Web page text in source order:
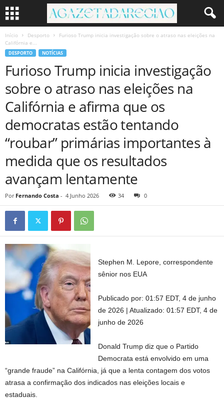
Início Desporto
Furioso Trump inicia investigação sobre o atraso nas eleições na
Califórnia e...
DESPORTO NOTÍCIAS
Furioso Trump inicia investigação
sobre o atraso nas eleições na
Califórnia e afirma que os
democratas estão tentando
“roubar” primárias importantes à
medida que os resultados
avançam lentamente
Por Fernando Costa - 4 Junho 2026 34 0
Stephen M. Lepore, correspondente
sênior nos EUA
Publicado por: 01:57 EDT, 4 de junho
de 2026 |Atualizado: 01:57 EDT, 4 de
junho de 2026
Donald Trump diz que o Partido
Democrata está envolvido em uma
“grande fraude” na Califórnia, já que a lenta contagem dos votos
atrasa a confirmação dos indicados nas eleições locais e
estaduais.